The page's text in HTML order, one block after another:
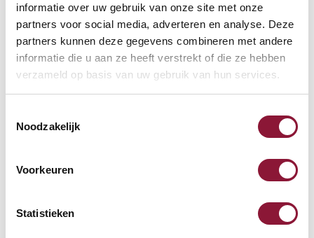
informatie over uw gebruik van onze site met onze
partners voor social media, adverteren en analyse. Deze
partners kunnen deze gegevens combineren met andere
informatie die u aan ze heeft verstrekt of die ze hebben
verzameld op basis van uw gebruik van hun services.
Noodzakelijk
Voorkeuren
Statistieken
S-board 840 Design
kabelgebundene Mini-
Tastatur US silber